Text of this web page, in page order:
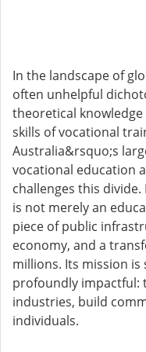
In the landscape of
often unhelpful
theoretical
skills of vocational
Australia&rsquo;s
vocational education
challenges this
is not merely an
piece of public
economy, and a
millions. Its mission
profoundly impactful:
industries, build
individuals.